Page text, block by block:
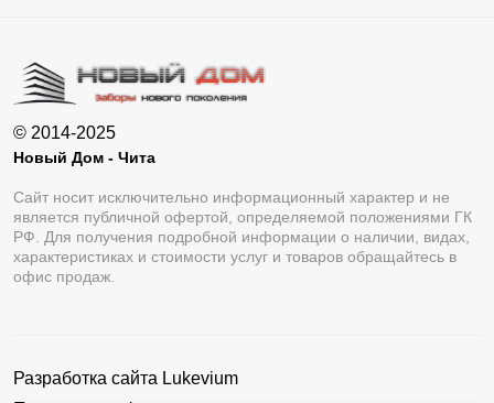
© 2014-2025
Новый Дом - Чита
Сайт носит исключительно информационный характер и не
является публичной офертой, определяемой положениями ГК
РФ. Для получения подробной информации о наличии, видах,
характеристиках и стоимости услуг и товаров обращайтесь в
офис продаж.
Разработка сайта Lukevium